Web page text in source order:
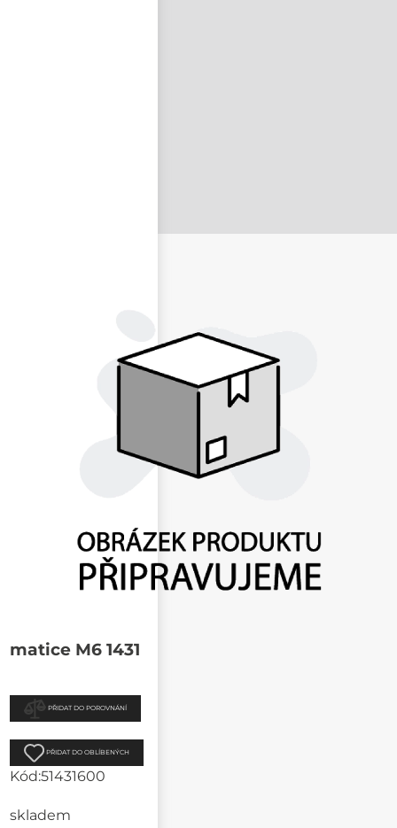
matice M6 1431
PŘIDAT DO POROVNÁNÍ
PŘIDAT DO OBLÍBENÝCH
Kód:51431600
skladem